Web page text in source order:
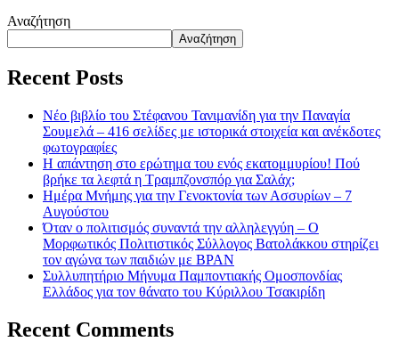
Αναζήτηση
Αναζήτηση
Recent Posts
Νέο βιβλίο του Στέφανου Τανιμανίδη για την Παναγία
Σουμελά – 416 σελίδες με ιστορικά στοιχεία και ανέκδοτες
φωτογραφίες
Η απάντηση στο ερώτημα του ενός εκατομμυρίου! Πού
βρήκε τα λεφτά η Τραμπζονσπόρ για Σαλάχ;
Ημέρα Μνήμης για την Γενοκτονία των Ασσυρίων – 7
Αυγούστου
Όταν ο πολιτισμός συναντά την αλληλεγγύη – Ο
Μορφωτικός Πολιτιστικός Σύλλογος Βατολάκκου στηρίζει
τον αγώνα των παιδιών με BPAN
Συλλυπητήριο Μήνυμα Παμποντιακής Ομοσπονδίας
Ελλάδος για τον θάνατο του Κύριλλου Τσακιρίδη
Recent Comments